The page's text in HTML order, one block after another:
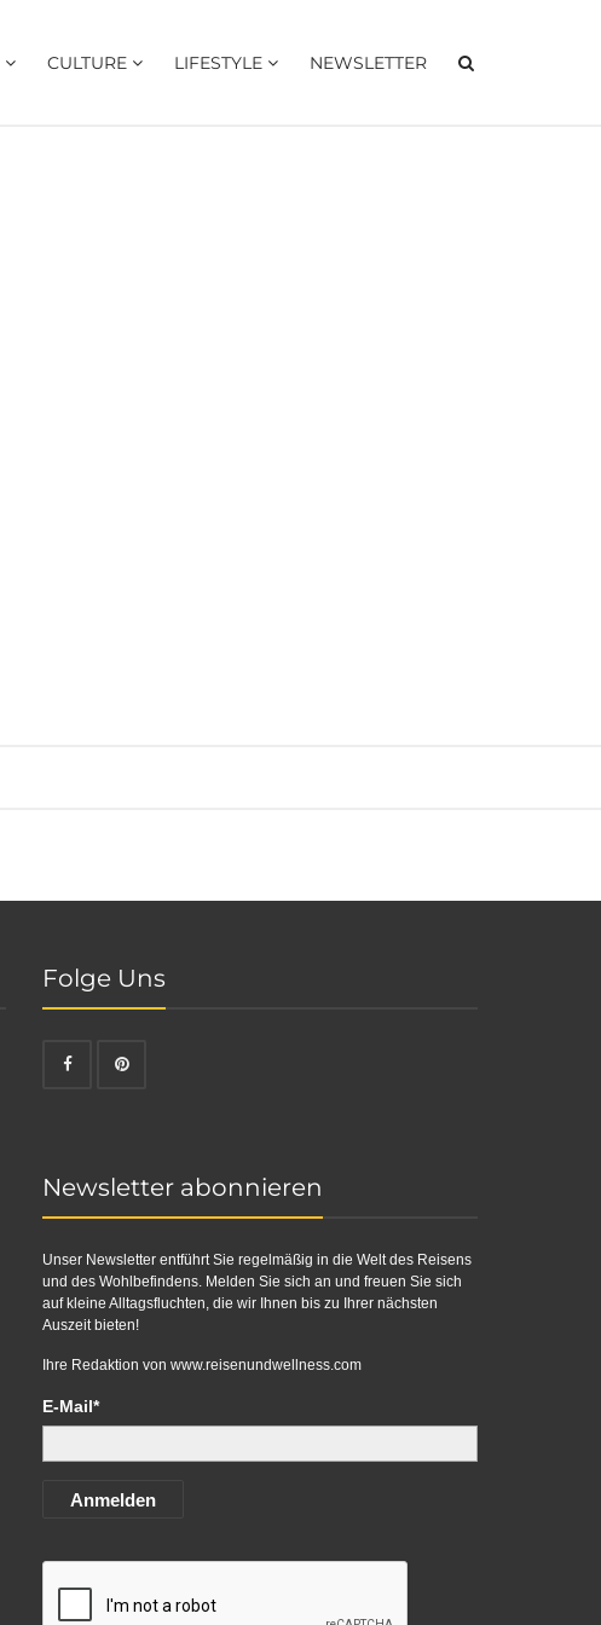
CULTURE LIFESTYLE NEWSLETTER
Folge Uns
Newsletter abonnieren
Unser Newsletter entführt Sie regelmäßig in die Welt des Reisens
und des Wohlbefindens. Melden Sie sich an und freuen Sie sich
auf kleine Alltagsfluchten, die wir Ihnen bis zu Ihrer nächsten
Auszeit bieten!
Ihre Redaktion von www.reisenundwellness.com
E-Mail*
Anmelden